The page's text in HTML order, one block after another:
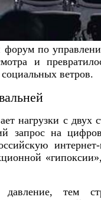
по
и
ветров.
нагрузки с
запрос на
тем